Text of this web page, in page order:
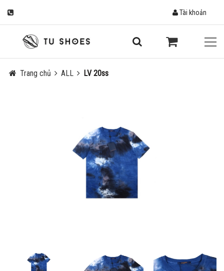
Tài khoản
Trang chủ ALL LV 20ss